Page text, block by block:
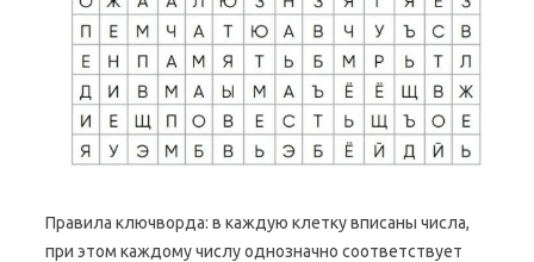
Правила ключворда: в каждую клетку вписаны числа,
при этом каждому числу однозначно соответствует